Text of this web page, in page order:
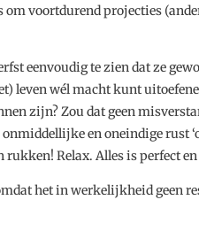
om voortdurend projecties
eenvoudig te zien dat ze
leven wél macht kunt
zijn? Zou dat geen
en oneindige rust
rukken! Relax. Alles is perfect
het in werkelijkheid geen